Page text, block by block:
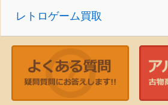
レトロゲーム買取